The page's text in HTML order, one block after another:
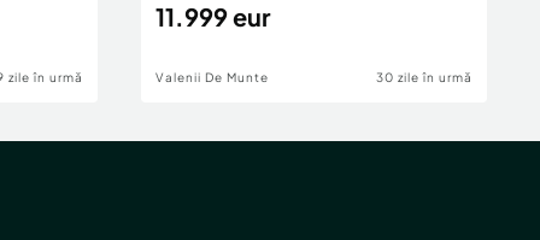
zile în urmă
11.999 eur
Valenii De Munte 30 zile în urmă